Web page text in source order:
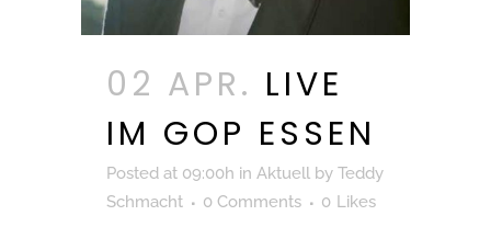
02 APR. LIVE
IM GOP ESSEN
Posted at 09:00h in Aktuell by Teddy
Schmacht
0 Comments 0 Likes